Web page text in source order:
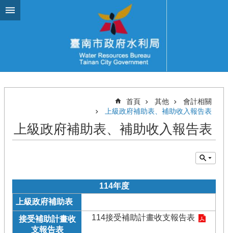
跳到主要內容區塊
首頁 其他
會計相關
上級政府補助表、補助收入報告表
上級政府補助表、補助收入報告表
114年度
114接受補助計畫收支報告表